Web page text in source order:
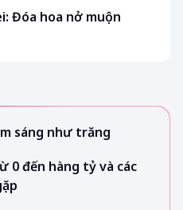
Đóa hoa nở muộn
sáng như trăng
0 đến hàng tỷ và các